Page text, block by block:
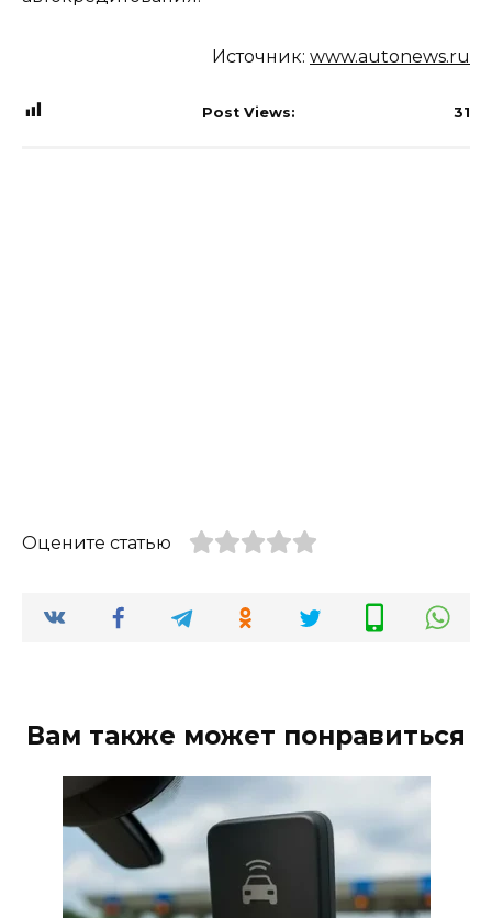
Источник: www.autonews.ru
Post Views: 31
Оцените статью
Вам также может понравиться